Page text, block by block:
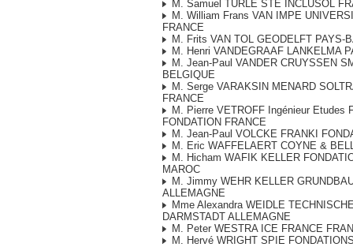
M. Samuel TURLE STE INCLUSOL
M. William Frans VAN IMPE
FRANCE
M. Frits VAN TOL GEODELFT PAYS-
M. Henri VANDEGRAAF LANKELMA
M. Jean-Paul VANDER CRUYSSEN
BELGIQUE
M. Serge VARAKSIN MENARD
FRANCE
M. Pierre VETROFF Ingénieur Etudes
FONDATION FRANCE
M. Jean-Paul VOLCKE FRANKI
M. Eric WAFFELAERT COYNE &
M. Hicham WAFIK KELLER
MAROC
M. Jimmy WEHR KELLER
ALLEMAGNE
Mme Alexandra WEIDLE
DARMSTADT ALLEMAGNE
M. Peter WESTRA ICE FRANCE
M. Hervé WRIGHT SPIE